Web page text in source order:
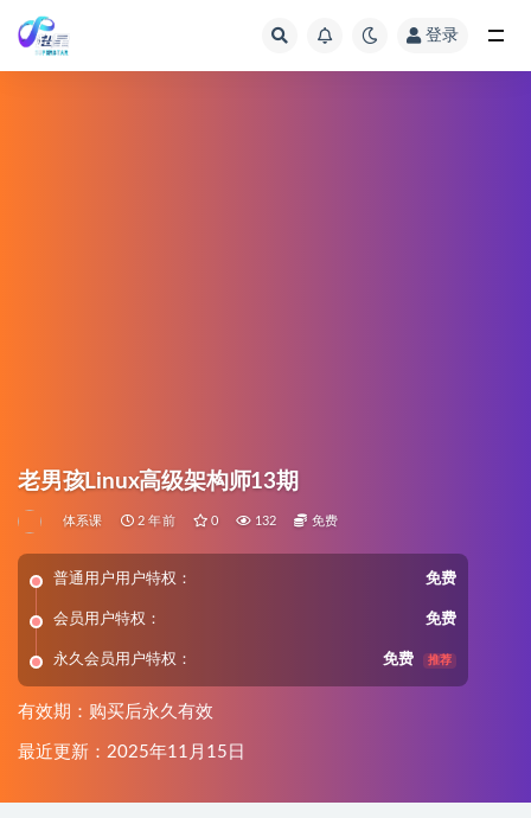
登录
老男孩Linux高级架构师13期
体系课 2 年前 0 132 免费
普通用户用户特权： 免费
会员用户特权： 免费
永久会员用户特权： 免费 推荐
有效期：购买后永久有效
最近更新：2025年11月15日